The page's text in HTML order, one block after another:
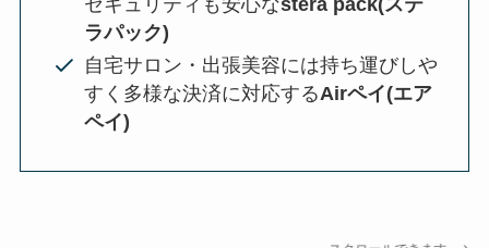
ラパック)
自宅サロン・出張美容には持ち運びしや
すく多様な決済に対応するAirペイ(エア
ペイ)